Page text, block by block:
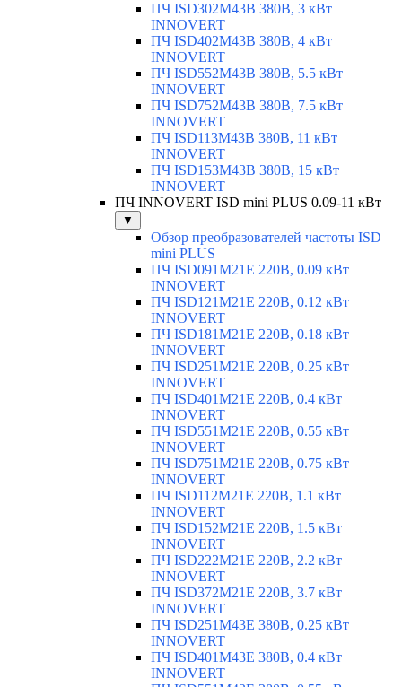
ПЧ ISD302M43B 380В, 3 кВт
INNOVERT
ПЧ ISD402M43B 380В, 4 кВт
INNOVERT
ПЧ ISD552M43B 380В, 5.5 кВт
INNOVERT
ПЧ ISD752M43B 380В, 7.5 кВт
INNOVERT
ПЧ ISD113M43B 380В, 11 кВт
INNOVERT
ПЧ ISD153M43B 380В, 15 кВт
INNOVERT
ПЧ INNOVERT ISD mini PLUS 0.09-11 кВт
▼
Обзор преобразователей частоты ISD
mini PLUS
ПЧ ISD091M21E 220В, 0.09 кВт
INNOVERT
ПЧ ISD121M21E 220В, 0.12 кВт
INNOVERT
ПЧ ISD181M21E 220В, 0.18 кВт
INNOVERT
ПЧ ISD251M21E 220В, 0.25 кВт
INNOVERT
ПЧ ISD401M21E 220В, 0.4 кВт
INNOVERT
ПЧ ISD551M21E 220В, 0.55 кВт
INNOVERT
ПЧ ISD751M21E 220В, 0.75 кВт
INNOVERT
ПЧ ISD112M21E 220В, 1.1 кВт
INNOVERT
ПЧ ISD152M21E 220В, 1.5 кВт
INNOVERT
ПЧ ISD222M21E 220В, 2.2 кВт
INNOVERT
ПЧ ISD372M21E 220В, 3.7 кВт
INNOVERT
ПЧ ISD251M43E 380В, 0.25 кВт
INNOVERT
ПЧ ISD401M43E 380В, 0.4 кВт
INNOVERT